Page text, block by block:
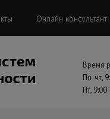
Онлайн консультант
Время
Пн-чт,
Пт,